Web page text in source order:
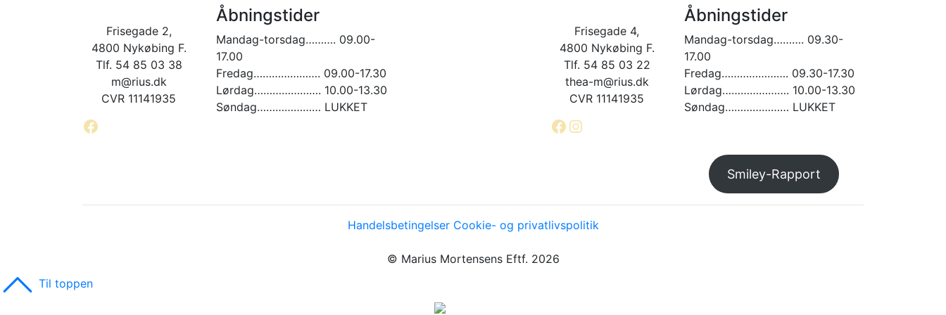
Frisegade 2,
4800 Nykøbing F.
Tlf. 54 85 03 38
m@rius.dk
CVR 11141935
Facebook
Åbningstider
Mandag-torsdag………. 09.00-
17.00
Fredag…………………. 09.00-17.30
Lørdag…………………. 10.00-13.30
Søndag………………… LUKKET
Frisegade 4,
4800 Nykøbing F.
Tlf. 54 85 03 22
thea-m@rius.dk
CVR 11141935
Facebook
Instagram
Åbningstider
Mandag-torsdag………. 09.30-
17.00
Fredag…………………. 09.30-17.30
Lørdag…………………. 10.00-13.30
Søndag………………… LUKKET
Smiley-Rapport
Handelsbetingelser Cookie- og privatlivspolitik
© Marius Mortensens Eftf. 2026
Til toppen